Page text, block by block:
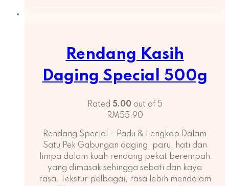
Rendang Kasih
Daging Special 500g
Rated 5.00out of 5
RM55.90
Rendang Special – Padu & Lengkap Dalam
Satu Pek Gabungan daging, paru, hati dan
limpa dalam kuah rendang pekat berempah
yang dimasak sehingga sebati dan kaya
rasa. Tekstur pelbagai, rasa lebih mendalam